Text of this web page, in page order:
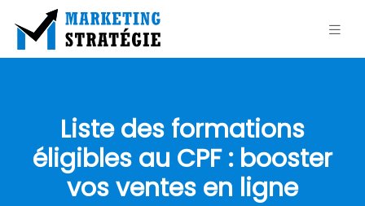
Liste des formations
éligibles au CPF : booster
vos ventes en ligne